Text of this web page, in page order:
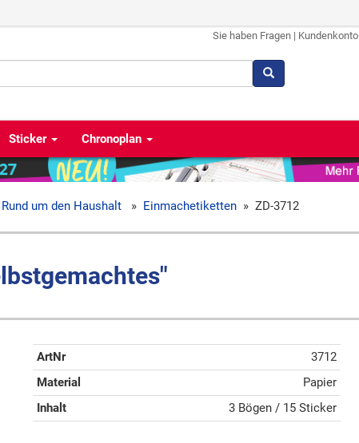
Sie haben Fragen | Kundenkonto
Sticker Chronoplan
Rund um den Haushalt » Einmachetiketten » ZD-3712
ArtNr
3712
Material
Papier
Inhalt
3 Bögen / 15 Sticker